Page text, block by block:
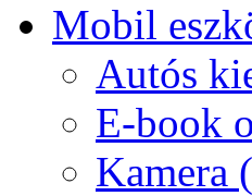
Mobil
Autós
E-book
Kamera